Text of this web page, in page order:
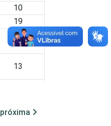
10
19
6
13
10
próxima